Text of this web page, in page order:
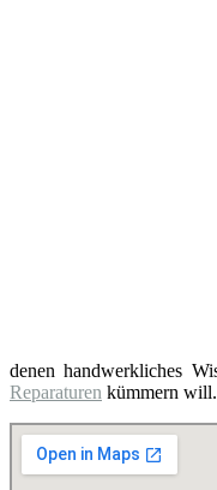
denen handwerkliches
Reparaturen kümmern will.